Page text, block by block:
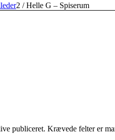
2 / Helle G – Spiserum
publiceret. Krævede felter er